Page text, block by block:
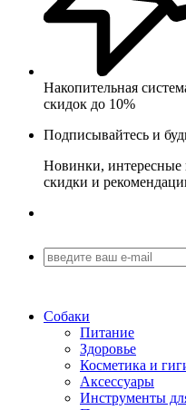
Накопительная
скидок до 10%
Подписывайтесь и
Новинки, интересные
скидки и
Собаки
Питание
Здоровье
Косметика и
Аксессуары
Инструменты